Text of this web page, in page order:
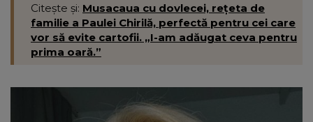
Citește și: Musacaua cu dovlecei, rețeta de
familie a Paulei Chirilă, perfectă pentru cei care
vor să evite cartofii. „I-am adăugat ceva pentru
prima oară.”